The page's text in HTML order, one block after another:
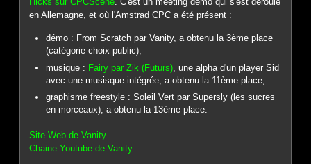
en Allemagne, et où l'Amstrad CPC a été présent :
démo : From Scratch par Vanity, a obtenu la 3ème place
(catégorie choix public);
musique : Fairy par Zik (Futurs) , une alpha d'un player Sid
avec une musisque intégrée, a obtenu la 11ème place;
graphisme freestyle : Soleil Vert par Supersly (les sucres
en morceaux), a obtenu la 13ème place.
Site Web de Vanity
Chaine Youtube de Vanity